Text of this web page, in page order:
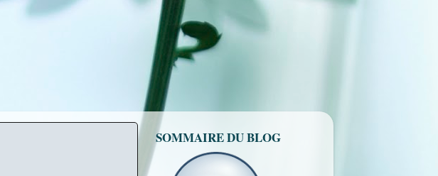
SOMMAIRE DU BLOG